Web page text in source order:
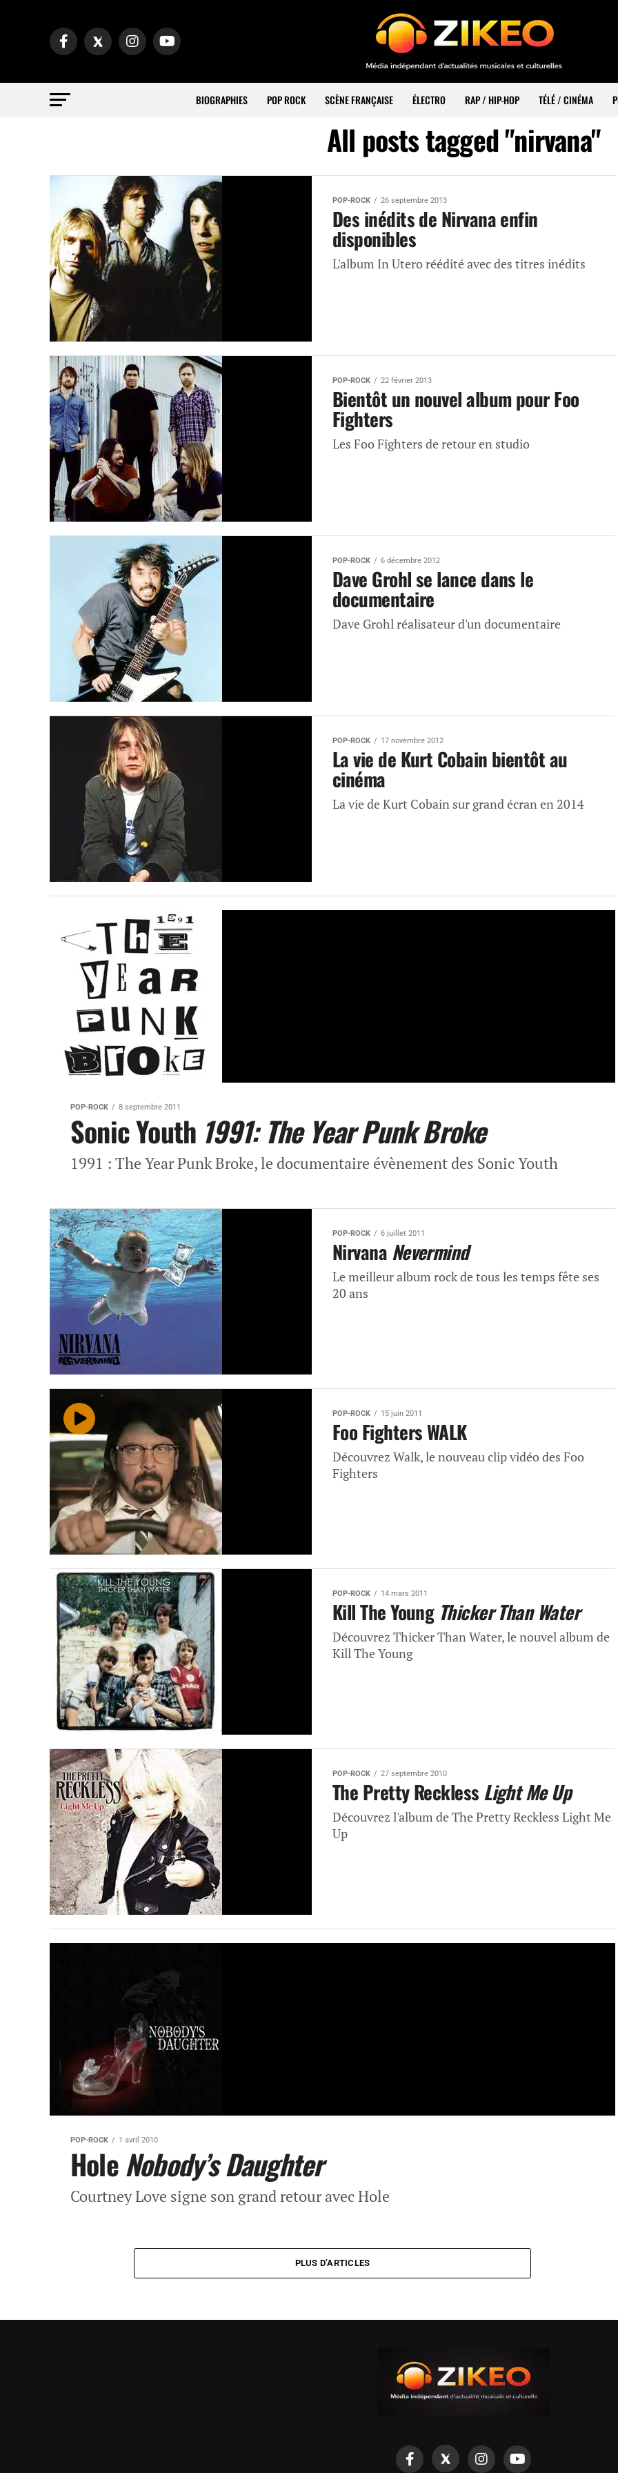
BIOGRAPHIES POP ROCK SCÈNE FRANÇAISE ÉLECTRO RAP / HIP-HOP TÉLÉ / CINÉMA
All posts tagged "nirvana"
POP-ROCK 26 septembre 2013
Des inédits de Nirvana enfin
disponibles
L'album In Utero réédité avec des titres inédits
POP-ROCK 22 février 2013
Bientôt un nouvel album pour Foo
Fighters
Les Foo Fighters de retour en studio
POP-ROCK 6 décembre 2012
Dave Grohl se lance dans le
documentaire
Dave Grohl réalisateur d'un documentaire
POP-ROCK 17 novembre 2012
La vie de Kurt Cobain bientôt au
cinéma
La vie de Kurt Cobain sur grand écran en 2014
POP-ROCK 8 septembre 2011
Sonic Youth 1991: The Year Punk Broke
1991 : The Year Punk Broke, le documentaire évènement des Sonic Youth
POP-ROCK 6 juillet 2011
Nirvana Nevermind
Le meilleur album rock de tous les temps fête ses
20 ans
POP-ROCK 15 juin 2011
Foo Fighters WALK
Découvrez Walk, le nouveau clip vidéo des Foo
Fighters
POP-ROCK 14 mars 2011
Kill The Young Thicker Than Water
Découvrez Thicker Than Water, le nouvel album de
Kill The Young
POP-ROCK 27 septembre 2010
The Pretty Reckless Light Me Up
Découvrez l'album de The Pretty Reckless Light Me
Up
POP-ROCK 1 avril 2010
HoleNobody’s Daughter
Courtney Love signe son grand retour avec Hole
PLUS D’ARTICLES